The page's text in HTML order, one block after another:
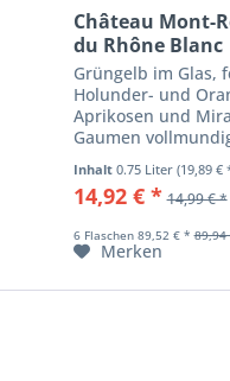
Château Mont-
du Rhône Blanc
Grüngelb im Glas,
Holunder- und
Aprikosen und
Gaumen
mit feinem
Frische, lang und
Inhalt 0.75 Liter (19,89 €
14,92 € * 14,99 € *
6 Flaschen 89,52 € * 89,94
Merken